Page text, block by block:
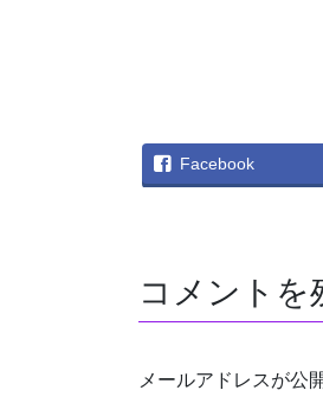
Facebook
コメントを
メールアドレスが公